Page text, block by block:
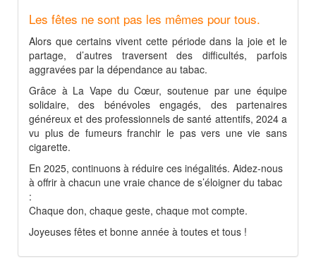
Les fêtes ne sont pas les mêmes pour tous.
Alors que certains vivent cette période dans la joie et le
partage, d’autres traversent des difficultés, parfois
aggravées par la dépendance au tabac.
Grâce à La Vape du Cœur, soutenue par une équipe
solidaire, des bénévoles engagés, des partenaires
généreux et des professionnels de santé attentifs, 2024 a
vu plus de fumeurs franchir le pas vers une vie sans
cigarette.
En 2025, continuons à réduire ces inégalités. Aidez-nous
à offrir à chacun une vraie chance de s’éloigner du tabac
:
Chaque don, chaque geste, chaque mot compte.
Joyeuses fêtes et bonne année à toutes et tous !